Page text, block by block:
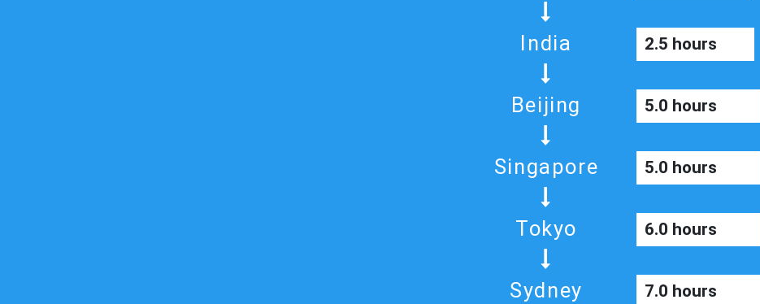
India 2.5 hours
Beijing 5.0 hours
Singapore 5.0 hours
Tokyo 6.0 hours
Sydney 7.0 hours